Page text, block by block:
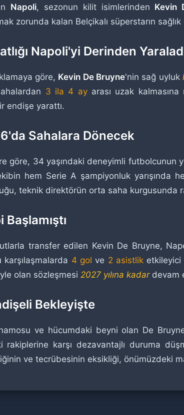
Napoli, sezonun kilit isimlerinden Kevin
zorunda kalan Belçikalı süperstarın
Napoli'yi Derinden
göre, Kevin De Bruyne'nin sağ uyluk
3 ila 4 ayarası uzak
endişe yarattı.
Sahalara Dönecek
göre, 34 yaşındaki deneyimli futbolcunun
hem Serie A şampiyonluk yarışında
teknik direktörün orta saha kurgusunda
Başlamıştı
transfer edilen Kevin De Bruyne,
karşılaşmalarda 4 gol ve 2 asistliketkileyici
olan sözleşmesi 2027 yılına kadardevam
Bekleyişte
ve hücumdaki beyni olan De
rakiplerine karşı dezavantajlı duruma
ve tecrübesinin eksikliği, önümüzdeki